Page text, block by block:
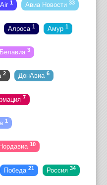
1 Авиа Новости 33
Алроса 1 Амур 1
Белавиа 3
2 ДонАвиа 6
7
1
Нордавиа 10
Победа 21 Россия 34